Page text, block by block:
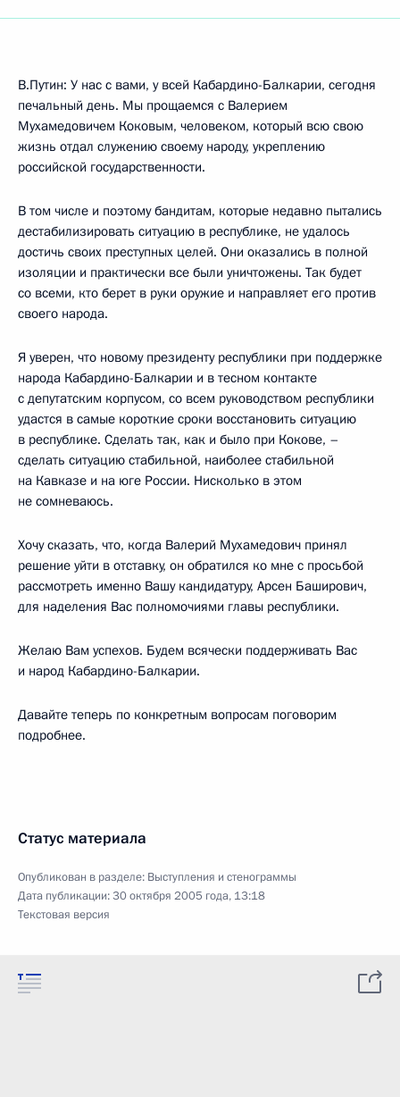
В.Путин: У нас с вами, у всей Кабардино-Балкарии, сегодня
печальный день. Мы прощаемся с Валерием
Мухамедовичем Коковым, человеком, который всю свою
жизнь отдал служению своему народу, укреплению
российской государственности.
В том числе и поэтому бандитам, которые недавно пытались
дестабилизировать ситуацию в республике, не удалось
достичь своих преступных целей. Они оказались в полной
изоляции и практически все были уничтожены. Так будет
со всеми, кто берет в руки оружие и направляет его против
своего народа.
Я уверен, что новому президенту республики при поддержке
народа Кабардино-Балкарии и в тесном контакте
с депутатским корпусом, со всем руководством республики
удастся в самые короткие сроки восстановить ситуацию
в республике. Сделать так, как и было при Кокове, –
сделать ситуацию стабильной, наиболее стабильной
на Кавказе и на юге России. Нисколько в этом
не сомневаюсь.
Хочу сказать, что, когда Валерий Мухамедович принял
решение уйти в отставку, он обратился ко мне с просьбой
рассмотреть именно Вашу кандидатуру, Арсен Баширович,
для наделения Вас полномочиями главы республики.
Желаю Вам успехов. Будем всячески поддерживать Вас
и народ Кабардино-Балкарии.
Давайте теперь по конкретным вопросам поговорим
подробнее.
Статус материала
Опубликован в разделе: Выступления и стенограммы
Дата публикации:30 октября 2005 года, 13:18
Текстовая версия